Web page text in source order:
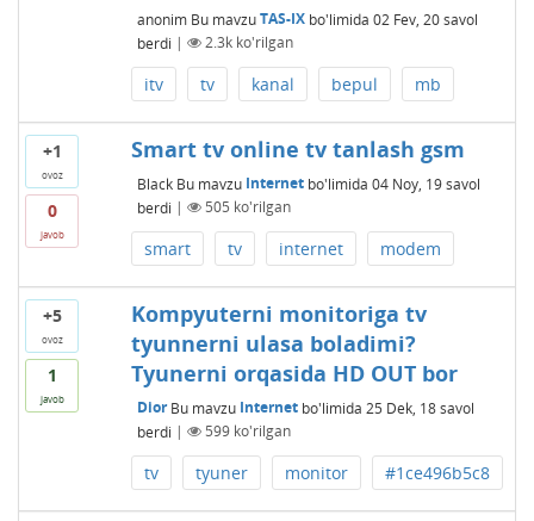
anonim Bu mavzuTAS-IXbo'limida 02 Fev, 20 savol
berdi | 2.3kko'rilgan
itv tv kanal bepul mb
+1
ovoz
0
javob
Smart tv online tv tanlash gsm
Black Bu mavzu Internetbo'limida 04 Noy, 19 savol
berdi | 505 ko'rilgan
smart tv internet modem
+5
ovoz
1
javob
Kompyuterni monitoriga tv
tyunnerni ulasa boladimi?
Tyunerni orqasida HD OUT bor
Dior Bu mavzu Internetbo'limida 25 Dek, 18 savol
berdi | 599ko'rilgan
tv tyuner monitor #1ce496b5c8